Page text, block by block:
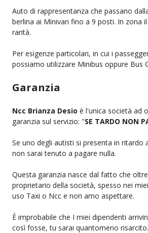
Auto di rappresentanza che passano
berlina ai Minivan fino a 9 posti. In zona
rarità.
Per esigenze particolari, in cui i
possiamo utilizzare Minibus oppure Bus
Garanzia
Ncc Brianza Desio è l'unica società ad
garanzia sul servizio: "SE TARDO NON
Se uno degli autisti si presenta in ritardo
non sarai tenuto a pagare nulla.
Questa garanzia nasce dal fatto che
proprietario della società, spesso nei
uso Taxi o Ncc e non amo aspettare.
È improbabile che I miei dipendenti
così fosse, tu sarai quantomeno risarcito.